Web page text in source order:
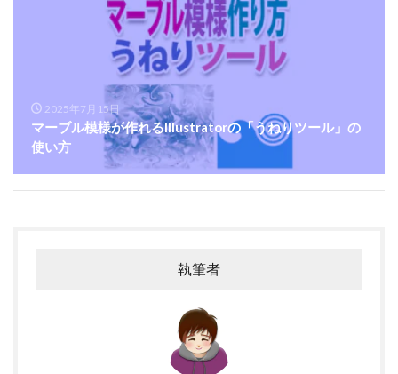
2025年7月15日
マーブル模様が作れるIllustratorの「うねりツール」の
使い方
執筆者